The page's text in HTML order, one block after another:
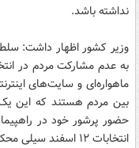
نداشته باشد.
وزیر کشور اظهار داشت:
به عدم مشارکت مردم در
ماهواره‌ای و سایت‌های
بین مردم هستند که این
انتخابات ۱۲ اسفند سیلی محکمی بر صورت خبیث سلطه‌گران خواهند نواخت.